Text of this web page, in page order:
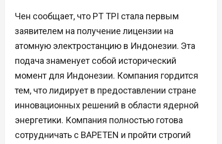
Чен сообщает, что PT TPI стала первым
заявителем на получение лицензии на
атомную электростанцию в Индонезии. Эта
подача знаменует собой исторический
момент для Индонезии. Компания гордится
тем, что лидирует в предоставлении стране
инновационных решений в области ядерной
энергетики. Компания полностью готова
сотрудничать с BAPETEN и пройти строгий